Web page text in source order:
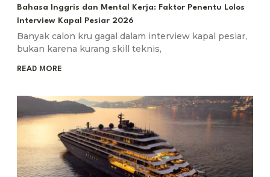
Bahasa Inggris dan Mental Kerja: Faktor Penentu Lolos
Interview Kapal Pesiar 2026
Banyak calon kru gagal dalam interview kapal pesiar,
bukan karena kurang skill teknis,
READ MORE